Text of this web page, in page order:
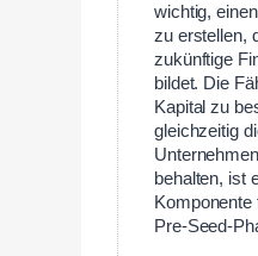
wichtig,
zu erstellen,
zukünftige
bildet. Die
Kapital zu
gleichzeitig
behalten, ist
Komponente
Pre-Seed-